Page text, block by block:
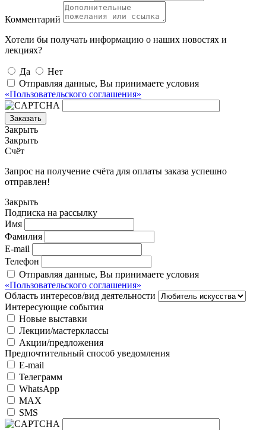
Комментарий
Хотели бы получать информацию о наших новостях и
лекциях?
Да
Нет
Отправляя данные, Вы принимаете условия
«Пользовательского соглашения»
Заказать
Закрыть
Закрыть
Счёт
Запрос на получение счёта для оплаты заказа успешно
отправлен!
Закрыть
Подписка на рассылку
Имя
Фамилия
E-mail
Телефон
Отправляя данные, Вы принимаете условия
«Пользовательского соглашения»
Область интересов/вид деятельности
Интересующие события
Новые выставки
Лекции/мастерклассы
Акции/предложения
Предпочтительный способ уведомления
E-mail
Телеграмм
WhatsApp
MAX
SMS